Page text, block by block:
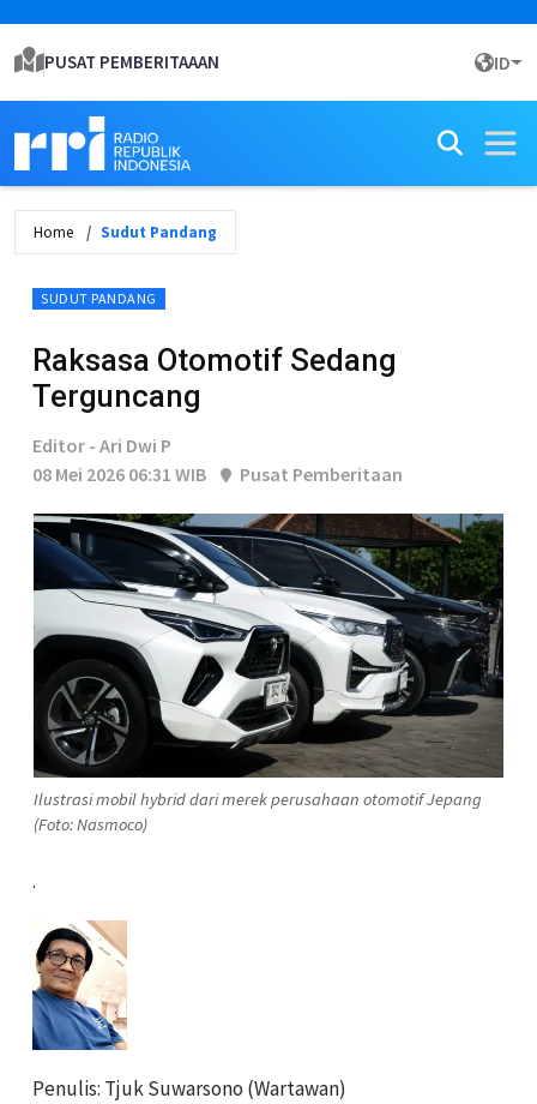
PUSAT PEMBERITAAAN ID
Home Sudut Pandang
SUDUT PANDANG
Raksasa Otomotif Sedang
Terguncang
Editor - Ari Dwi P
08 Mei 2026 06:31 WIB
Pusat Pemberitaan
Ilustrasi mobil hybrid dari merek perusahaan otomotif Jepang
(Foto: Nasmoco)
.
Penulis: Tjuk Suwarsono (Wartawan)